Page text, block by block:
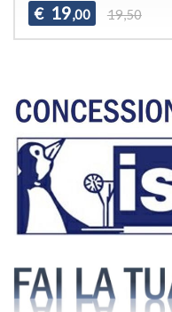
€ 19,00 19,50